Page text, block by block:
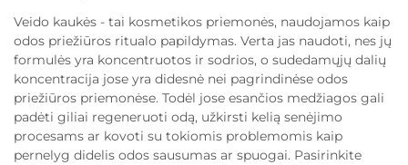
Veido kaukės - tai kosmetikos priemonės, naudojamos kaip
odos priežiūros ritualo papildymas. Verta jas naudoti, nes jų
formulės yra koncentruotos ir sodrios, o sudedamųjų dalių
koncentracija jose yra didesnė nei pagrindinėse odos
priežiūros priemonėse. Todėl jose esančios medžiagos gali
padėti giliai regeneruoti odą, užkirsti kelią senėjimo
procesams ar kovoti su tokiomis problemomis kaip
pernelyg didelis odos sausumas ar spuogai. Pasirinkite